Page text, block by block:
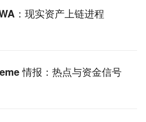
：现实资产上链进程
情报：热点与资金信号